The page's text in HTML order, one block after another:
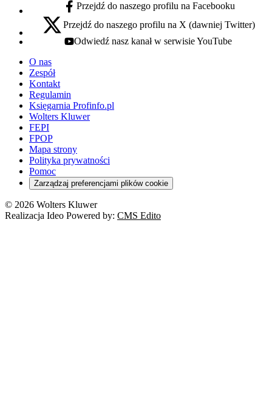
facebook - otwiera się w nowej karcie
Przejdź do naszego profilu na Facebooku
x - otwiera się w nowej karcie
Przejdź do naszego profilu na X (dawniej Twitter)
youtube - otwiera się w nowej karcie
Odwiedź nasz kanał w serwisie YouTube
O nas
Zespół
Kontakt
Regulamin
Księgarnia Profinfo.pl
Wolters Kluwer
FEPI
FPOP
Mapa strony
Polityka prywatności
Pomoc
Zarządzaj preferencjami plików cookie
© 2026 Wolters Kluwer
Realizacja Ideo Powered by: CMS Edito